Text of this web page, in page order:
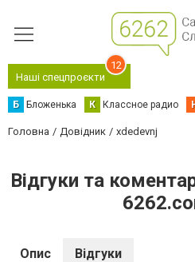
Наші спецпроєкти
12
Б Бложенька К Классное радио
Головна Довідник xdedevnj
Відгуки та
Опис Відгуки